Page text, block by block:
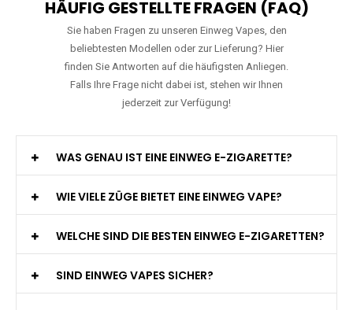
HÄUFIG GESTELLTE FRAGEN (FAQ)
Sie haben Fragen zu unseren Einweg Vapes, den
beliebtesten Modellen oder zur Lieferung? Hier
finden Sie Antworten auf die häufigsten Anliegen.
Falls Ihre Frage nicht dabei ist, stehen wir Ihnen
jederzeit zur Verfügung!
WAS GENAU IST EINE EINWEG E-ZIGARETTE?
WIE VIELE ZÜGE BIETET EINE EINWEG VAPE?
WELCHE SIND DIE BESTEN EINWEG E-ZIGARETTEN?
SIND EINWEG VAPES SICHER?